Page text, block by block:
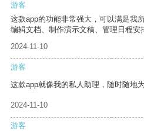
游客
这款app的功能非常强大，可以满足我
编辑文档、制作演示文稿、管理日程安
2024-11-10
游客
这款app就像我的私人助理，随时随地
2024-11-10
游客